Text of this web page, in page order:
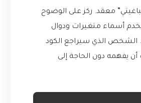
معقد. ركز على الوضوح
أسماء متغيرات ودوال
الشخص الذي سيراجع الكود
يفهمه دون الحاجة إلى